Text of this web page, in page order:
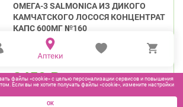
ОМЕГА-3 SALMONICA ИЗ ДИКОГО
КАМЧАТСКОГО ЛОСОСЯ КОНЦЕНТРАТ
КАПС 600МГ №160
3450₽
файлы «cookie» с целью персонализации сервисов и повышения
Если вы не хотите получать файлы «cookie», измените настройки
ОК